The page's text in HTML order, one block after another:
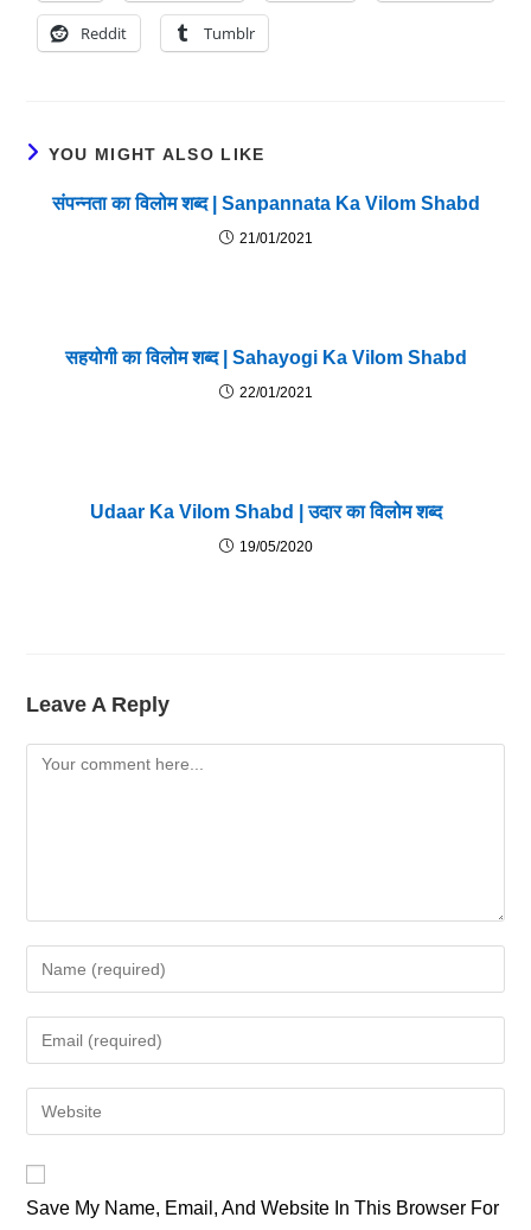
Reddit Tumblr
YOU MIGHT ALSO LIKE
संपन्नता का विलोम शब्द | Sanpannata Ka Vilom Shabd
21/01/2021
सहयोगी का विलोम शब्द | Sahayogi Ka Vilom Shabd
22/01/2021
Udaar Ka Vilom Shabd | उदार का विलोम शब्द
19/05/2020
Leave A Reply
Comment
Your
Name
Or
To
Comment
Your
Email
Address
Your
URL
(optional)
Save My Name, Email, And Website In This Browser For